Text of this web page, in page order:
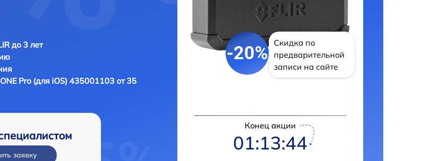
до 3 лет
Pro (для iOS) 435001103 от 35
заявку
-20%
Скидка по
предварительной
записи на сайте
Конец акции
01:13:42